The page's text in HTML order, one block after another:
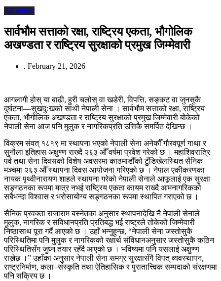
All others
सार्वभौम सत्ताको रक्षा, राष्ट्रिय एकता, भौगोलिक
अखण्डता र राष्ट्रिय सुरक्षाको प्रमुख जिम्मेवारी
. February 21, 2026
आगलागी होस् या बाढी, हुरी चलोस् वा खडेरी, विपत्ति, सङ्कट वा जुनसुकै
दुर्घटना—सुखदुःखको साथी नेपाली सेना । सार्वभौम सत्ताको रक्षा, राष्ट्रिय
एकता, भौगोलिक अखण्डता र राष्ट्रिय सुरक्षाको प्रमुख जिम्मेवारी बोकेको
नेपाली सेना आज पनि मुलुक र नागरिकप्रति उत्तिकै समर्पित देखिन्छ ।
विक्रम संवत् १८१९ मा स्थापना भएको नेपाली सेना अनेकौँ गौरवपूर्ण गाथा र
सुनौला इतिहास अक्षुण्ण राख्दै २६३ औँ वर्षमा प्रवेश गरेको छ । महाशिवरात्रि
पर्व तथा सेना दिवसको विशेष अवसरमा काठमाडौँको टुँडिखेलस्थित सैनिक
मञ्चमा २६३ औँ स्थापना दिवस आयोजना गरिएको छ । नेपाल एकीकरणका
नायक पृथ्वीनारायण शाहले स्थापना गरेको नेपाली सेनाले आफूलाई एक सुरक्षा
सङ्गठनका रूपमा मात्र नभई राष्ट्रिय एकता कायम राख्दै आमनागरिकको
सबैभन्दा विश्वास र भरोसायोग्य सङ्गठनका रूपमा स्थापित गराएको छ ।
सैनिक प्रवक्ता राजाराम बस्नेतका अनुसार स्थापनादेखि नै नेपाली सेनाले
मुलुक, नागरिक र संविधानप्रति प्रतिबद्ध भई राष्ट्रले तोकेको जिम्मेवारी
निष्ठासाथ पूरा गर्दै आएको छ । उहाँ भन्नुहुन्छ, “नेपाली सेना जस्तोसुकै
परिस्थितिमा पनि मुलुक र नागरिकको रक्षार्थ संविधानअनुसार जस्तोसुकै कठिन
परिस्थितिसँग जुध्न तयार रहँदै आएको छ । भविष्यमा पनि यसलाई अक्षुण्ण
राख्नेछ ।” उहाँका अनुसार नेपाली सेना समग्र सुरक्षासँगै विपत् व्यवस्थापन,
राष्ट्रनिर्माण, कला–संस्कृति तथा ऐतिहासिक र पुरातात्त्विक सम्पदाको संरक्षणमा
पनि सक्रिय छ ।